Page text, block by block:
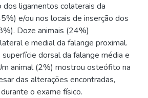
dos ligamentos colaterais da
e/ou nos locais de inserção dos
Doze animais (24%)
e medial da falange proximal.
dorsal da falange média e
animal (2%) mostrou osteófito na
das alterações encontradas,
o exame físico.